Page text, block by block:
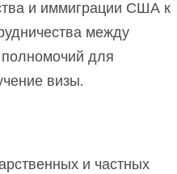
и иммиграции США к
между
для
визы.
и частных